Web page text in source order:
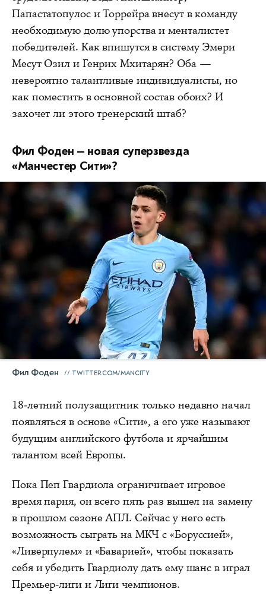
Папастатопулос и Торрейра внесут в команду
необходимую долю упорства и менталистет
победителей. Как впишутся в систему Эмери
Месут Озил и Генрих Мхитарян? Оба —
невероятно талантливые индивидуалисты, но
как поместить в основной состав обоих? И
захочет ли этого тренерский штаб?
Фил Фоден — новая суперзвезда
«Манчестер Сити»?
Фил Фоден TWITTER.COM/MANCITY
18-летний полузащитник только недавно начал
появляться в основе «Сити», а его уже называют
будущим английского футбола и ярчайшим
талантом всей Европы.
Пока Пеп Гвардиола ограничивает игровое
время парня, он всего пять раз вышел на замену
в прошлом сезоне АПЛ. Сейчас у него есть
возможность сыграть на МКЧ с «Боруссией»,
«Ливерпулем» и «Баварией», чтобы показать
себя и убедить Гвардиолу дать ему шанс в играл
Премьер-лиги и Лиги чемпионов.